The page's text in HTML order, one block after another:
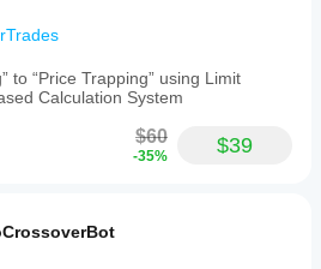
to “Price Trapping” using Limit
Calculation System
$60
-35% $39